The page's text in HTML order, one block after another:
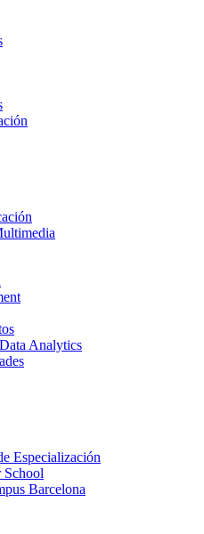
Analytics
Especialización
School
Barcelona